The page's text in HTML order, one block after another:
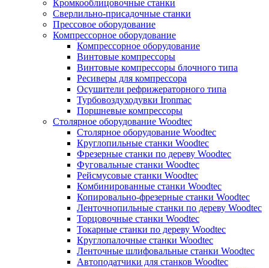
Кромкооблицовочные станки
Сверлильно-присадочные станки
Прессовое оборудование
Компрессорное оборудование
Компрессорное оборудование
Винтовые компрессоры
Винтовые компрессоры блочного типа
Ресиверы для компрессора
Осушители рефрижераторного типа
Турбовоздуходувки Ironmac
Поршневые компрессоры
Столярное оборудование Woodtec
Столярное оборудование Woodtec
Круглопильные станки Woodtec
Фрезерные станки по дереву Woodtec
Фуговальные станки Woodtec
Рейсмусовые станки Woodtec
Комбинированные станки Woodtec
Копировально-фрезерные станки Woodtec
Ленточнопильные станки по дереву Woodtec
Торцовочные станки Woodtec
Токарные станки по дереву Woodtec
Круглопалочные станки Woodtec
Ленточные шлифовальные станки Woodtec
Автоподатчики для станков Woodtec